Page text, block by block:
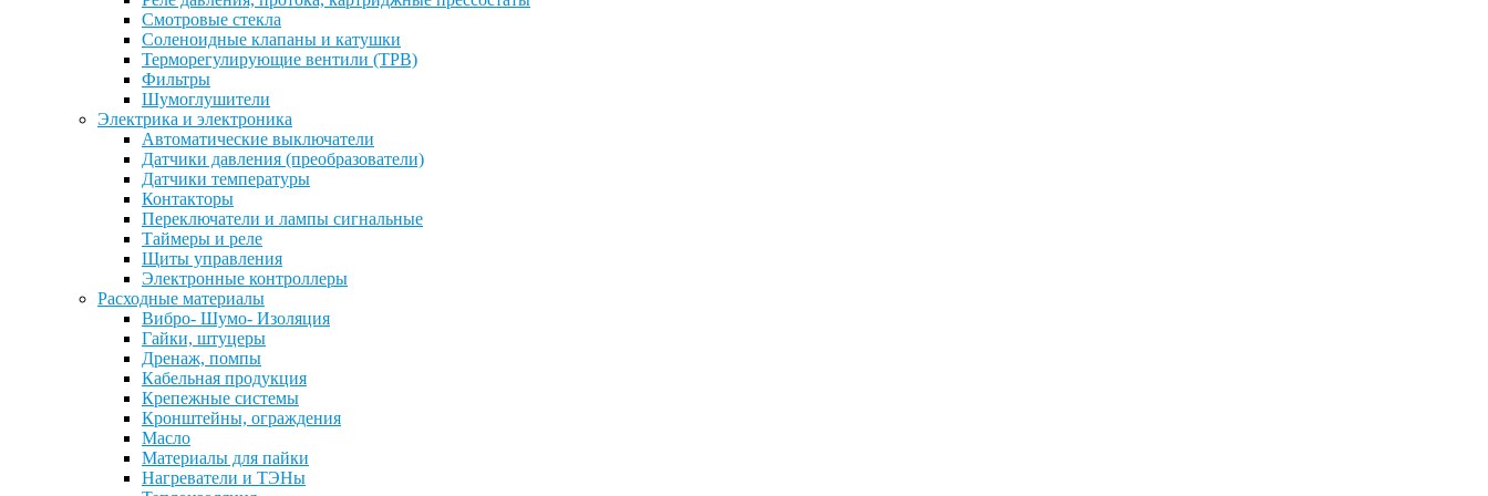
Смотровые стекла
Соленоидные клапаны и катушки
Терморегулирующие вентили (ТРВ)
Фильтры
Шумоглушители
Электрика и электроника
Автоматические выключатели
Датчики давления (преобразователи)
Датчики температуры
Контакторы
Переключатели и лампы сигнальные
Таймеры и реле
Щиты управления
Электронные контроллеры
Расходные материалы
Вибро- Шумо- Изоляция
Гайки, штуцеры
Дренаж, помпы
Кабельная продукция
Крепежные системы
Кронштейны, ограждения
Масло
Материалы для пайки
Нагреватели и ТЭНы